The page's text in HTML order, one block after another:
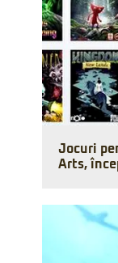
Jocuri
Arts,